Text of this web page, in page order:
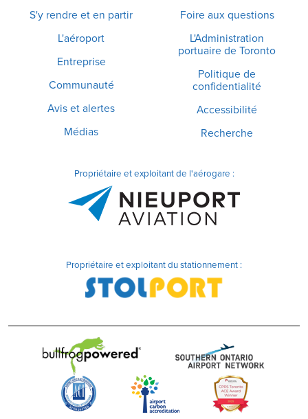
S'y rendre et en partir
L'aéroport
Entreprise
Communauté
Avis et alertes
Médias
Foire aux questions
L'Administration
portuaire de Toronto
Politique de
confidentialité
Accessibilité
Recherche
Propriétaire et exploitant de l'aérogare :
Propriétaire et exploitant du stationnement :